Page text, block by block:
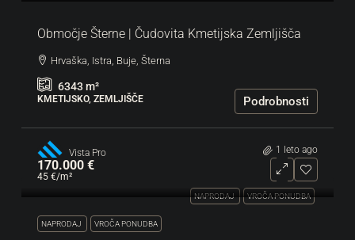
Območje Šterne | Čudovita Kmetijska Zemljišča
Hrvaška, Istra, Buje, Šterna
6343m²
KMETIJSKO, ZEMLJIŠČE Podrobnosti
Vista Pro 1 leto ago
NAPRODAJ VROČA PONUDBA
170.000 €
45 €/m²
NAPRODAJ VROČA PONUDBA